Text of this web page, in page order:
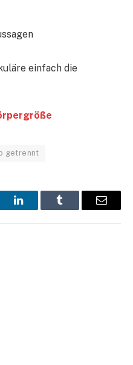
einfach die
getrennt
LinkedInTumblr Email